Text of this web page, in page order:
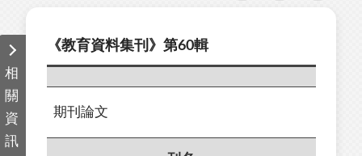
相
關
資
訊
《教育資料集刊》第60輯
期刊論文